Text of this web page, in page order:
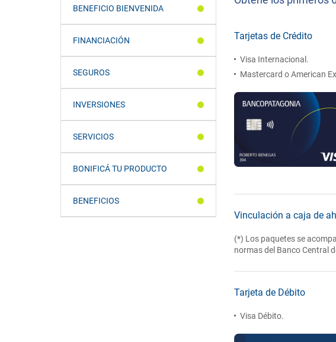
BENEFICIO BIENVENIDA
FINANCIACIÓN
SEGUROS
INVERSIONES
SERVICIOS
BONIFICÁ TU PRODUCTO
BENEFICIOS
Tarjetas de Crédito
Visa Internacional.
Mastercard o American
Vinculación a caja de
(*) Los paquetes se
normas del Banco Central
Tarjeta de Débito
Visa Débito.